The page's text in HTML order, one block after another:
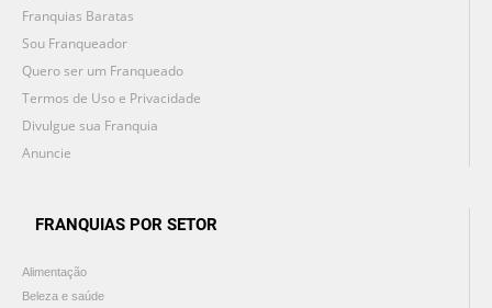
Franquias Baratas
Sou Franqueador
Quero ser um Franqueado
Termos de Uso e Privacidade
Divulgue sua Franquia
Anuncie
FRANQUIAS POR SETOR
Alimentação
Beleza e saúde